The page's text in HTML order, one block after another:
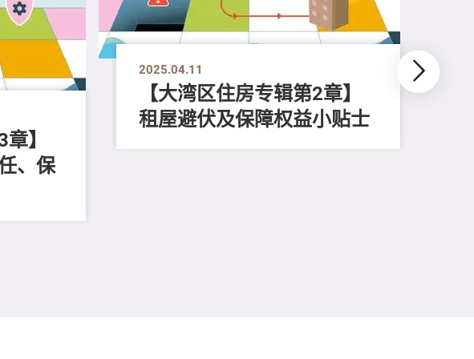
】
、保
2025.04.11
【大湾区住房专辑第2章】
租屋避伏及保障权益小贴士